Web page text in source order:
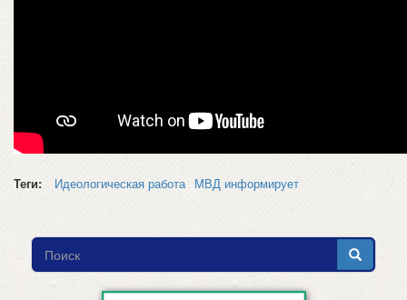
Теги: Идеологическая работа МВД информирует
Форма
поиска